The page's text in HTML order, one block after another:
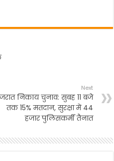
Next
निकाय चुनाव: सुबह 11 बजे
तक 15% मतदान, सुरक्षा में 44
हजार पुलिसकर्मी तैनात